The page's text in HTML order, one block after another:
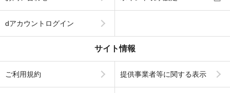
dアカウントログイン
サイト情報
ご利用規約 提供事業者等に関する表示